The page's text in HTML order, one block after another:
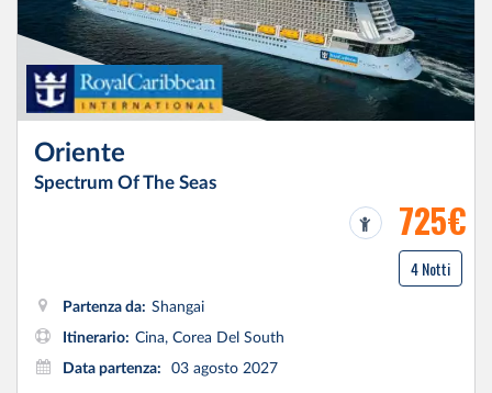
Oriente
Spectrum Of The Seas
725€
4 Notti
Partenza da: Shangai
Itinerario: Cina, Corea Del South
Data partenza:
03 agosto 2027